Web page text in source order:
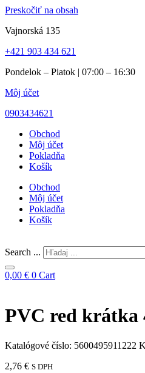
Preskočiť na obsah
Vajnorská 135
+421 903 434 621
Pondelok – Piatok | 07:00 – 16:30
Môj účet
0903434621
Obchod
Môj účet
Pokladňa
Košík
Obchod
Môj účet
Pokladňa
Košík
Search ...
0,00 € 0 Cart
PVC red krátka
Katalógové číslo: 5600495911222
2,76 € S DPH